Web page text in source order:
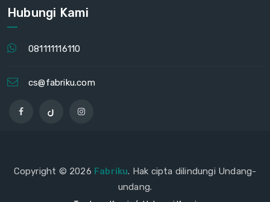
Hubungi Kami
081111116110
cs@fabriku.com
Copyright © 2026 Fabriku. Hak cipta dilindungi Undang-
undang.